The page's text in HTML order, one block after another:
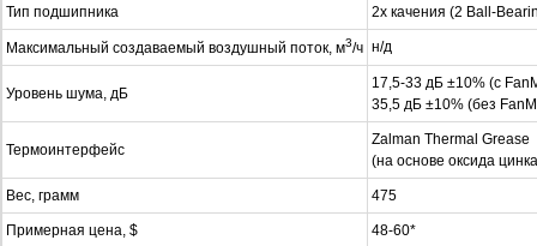
Тип подшипника 2x качения (2 Ball-
Максимальный создаваемый воздушный поток, м3/ч н/д
Уровень шума, дБ
17,5-33 дБ ±10% (с
35,5 дБ ±10% (без
Термоинтерфейс
Zalman Thermal Grease
(на основе оксида
Вес, грамм 475
Примерная цена, $ 48-60*